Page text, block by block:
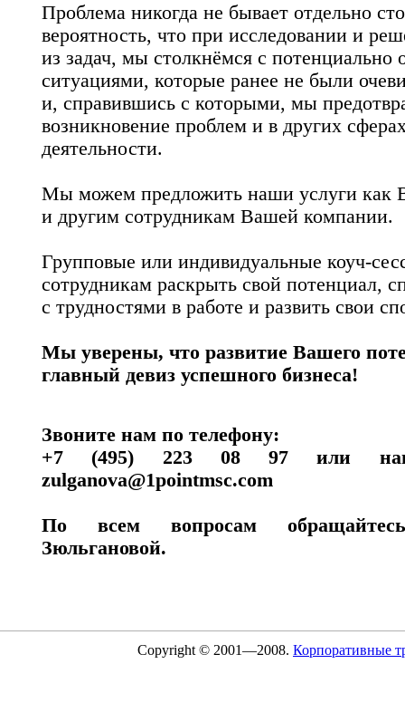
Проблема никогда не бывает отдельно
вероятность, что при исследовании и
из задач, мы столкнёмся с потенциально
ситуациями, которые ранее не были
и, справившись с которыми, мы
возникновение проблем и в других
деятельности.
Мы можем предложить наши услуги как
и другим сотрудникам Вашей компании.
Групповые или индивидуальные коуч-
сотрудникам раскрыть свой потенциал,
с трудностями в работе и развить свои
Мы уверены, что развитие Вашего
главный девиз успешного бизнеса!
Звоните нам по телефону:
+7 (495) 223 08 97 или
zulganova@1pointmsc.com
По всем вопросам
Зюльгановой.
Copyright © 2001—2008. Корпоративные